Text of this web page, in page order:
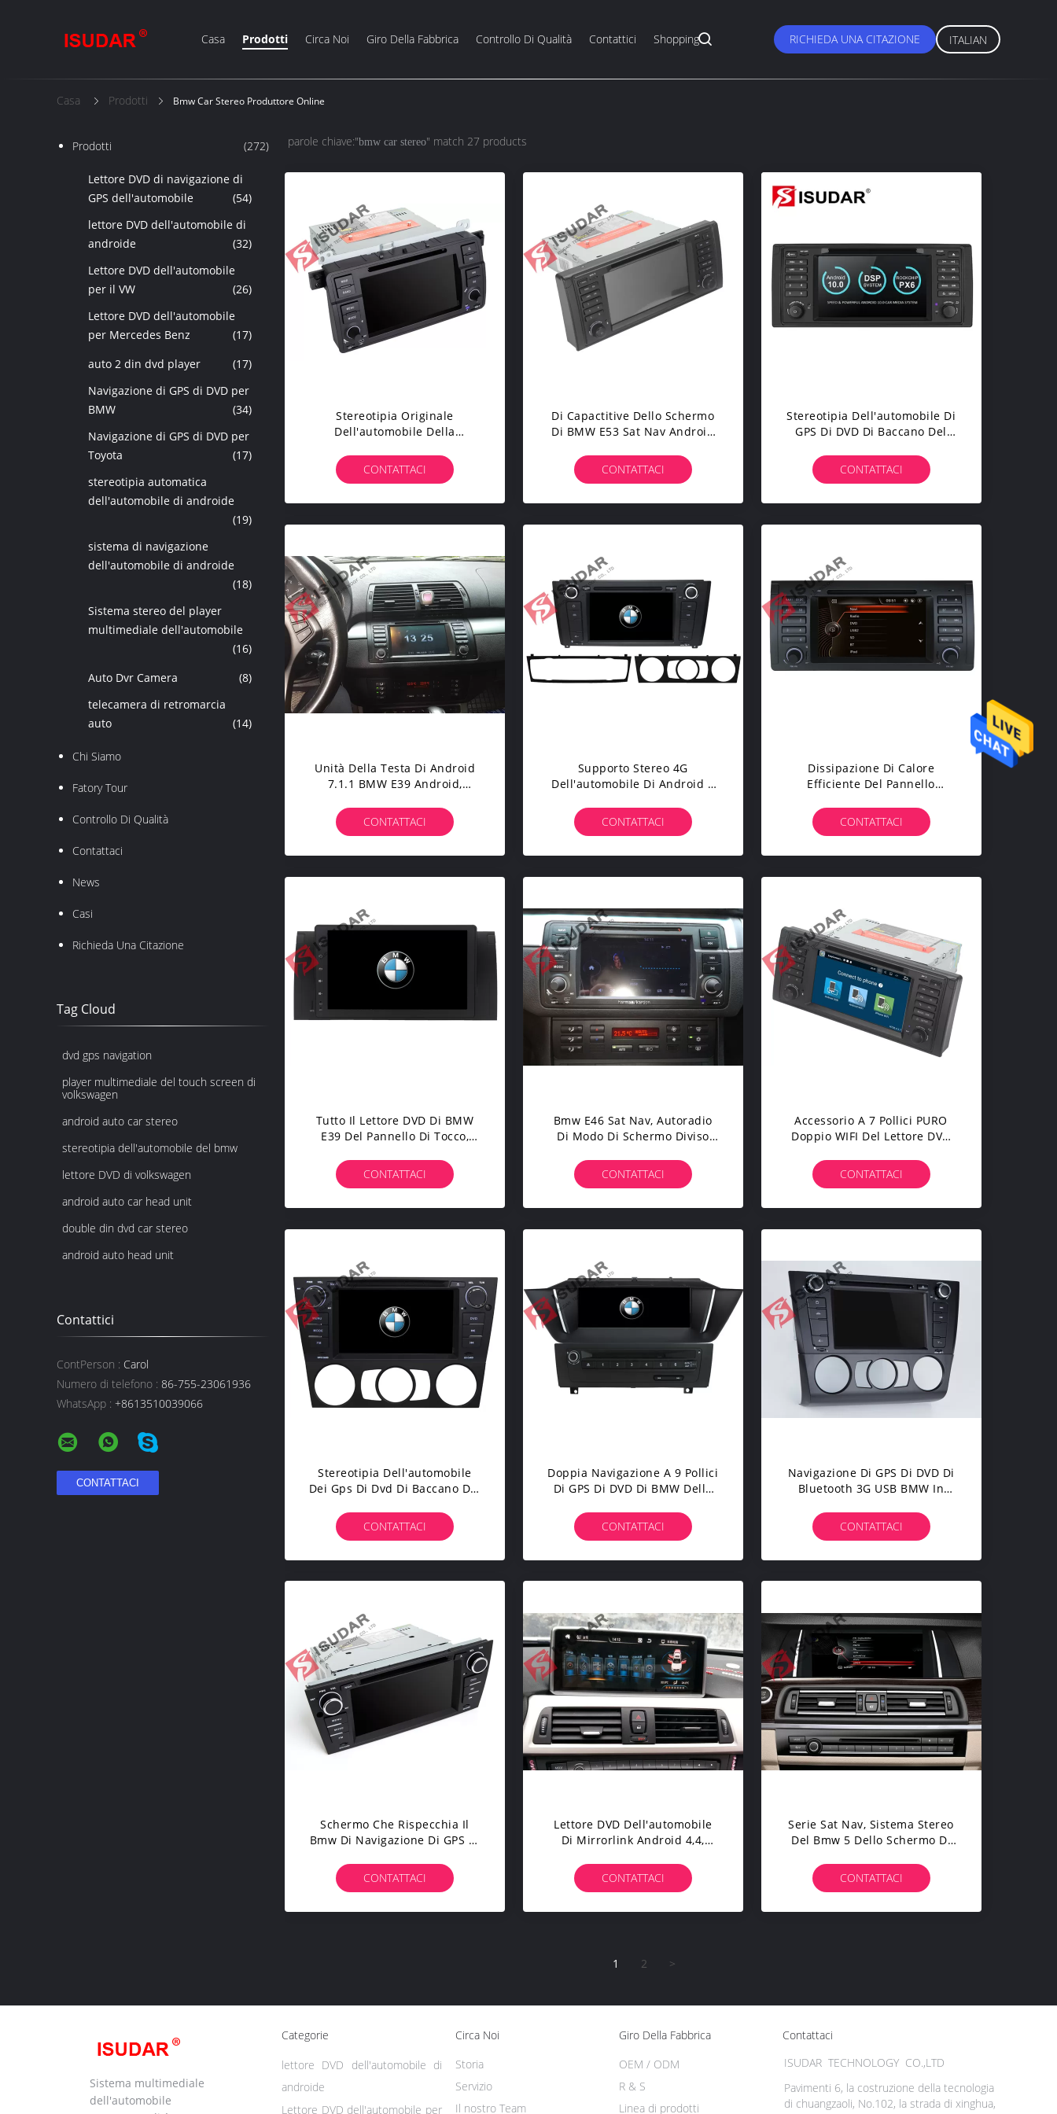
Casa Prodotti Circa Noi Giro Della Fabbrica Controllo Di Qualità Contattici Shopping RICHIEDA UNA CITAZIONE ITALIAN
Casa Prodotti Bmw Car Stereo Produttore Online
Prodotti (272)
Lettore DVD di navigazione di
GPS dell'automobile
(54)
lettore DVD dell'automobile di
androide
(32)
Lettore DVD dell'automobile
per il VW
(26)
Lettore DVD dell'automobile
per Mercedes Benz
(17)
auto 2 din dvd player
(17)
Navigazione di GPS di DVD per
BMW
(34)
Navigazione di GPS di DVD per
Toyota
(17)
stereotipia automatica
dell'automobile di androide
(19)
sistema di navigazione
dell'automobile di androide
(18)
Sistema stereo del player
multimediale dell'automobile
(16)
Auto Dvr Camera
(8)
telecamera di retromarcia
auto
(14)
Chi Siamo
Fatory Tour
Controllo Di Qualità
Contattaci
News
Casi
Richieda Una Citazione
Tag Cloud
dvd gps navigation
player multimediale del touch screen di
volkswagen
android auto car stereo
stereotipia dell'automobile del bmw
lettore DVD di volkswagen
android auto car head unit
double din dvd car stereo
android auto head unit
Contattici
ContPerson : Carol
Numero di telefono : 86-755-23061936
WhatsApp : +8613510039066
parole chiave:"bmw car stereo" match 27 products
Stereotipia Originale
Dell'automobile Della
BMW E46 Sat Nav
Dell'interfaccia Utente
CONTATTACI
Di Capactitive Dello Schermo
Di BMW E53 Sat Nav Android
Pollici Dell'automobile Fuori
Con Navigazione
CONTATTACI
Stereotipia Dell'automobile Di
GPS Di DVD Di Baccano Del
CONTATTACI
Unità Della Testa Di Android
7.1.1 BMW E39 Android,
Dell'automobile Di BMW
CONTATTACI
Supporto Stereo 4G
Dell'automobile Di Android 6
DVD Di Serie E81/E82/E87
BMW
CONTATTACI
Dissipazione Di Calore
Efficiente Del Pannello
Automobilistico Classico Di
BMW E39 Sat Nav
CONTATTACI
Tutto Il Lettore DVD Di BMW
E39 Del Pannello Di Tocco,
Android 7,1 Con Sat Nav E
Bluetooth
CONTATTACI
Bmw E46 Sat Nav, Autoradio
Di Modo Di Schermo Diviso
Schermo Che Rispecchia
Funzione
CONTATTACI
Accessorio A 7 Pollici PURO
Doppio WIFI Del Lettore DVD
BMW E90 Sat Nav Android
CONTATTACI
Stereotipia Dell'automobile
Dei Gps Di Dvd Di Baccano Del
Sostegno, BMW E92 Sat Nav
Per Lo Stato Manuale Dell'aria
CONTATTACI
Doppia Navigazione A 9 Pollici
Di GPS Di DVD Di BMW Della
BMW/X1/E84 2009 - Canbus
2014
CONTATTACI
Navigazione Di GPS Di DVD Di
Bluetooth 3G USB BMW In
CD Del Un Poco
CONTATTACI
Schermo Che Rispecchia Il
Bmw Di Navigazione Di GPS Di
Radiofonico Incorporato
Dell'unità Della Testa Di 3
CONTATTACI
Lettore DVD Dell'automobile
Di Mirrorlink Android 4,4,
Sistema IDrive Di Sat Nav
CONTATTACI
Serie Sat Nav, Sistema Stereo
Del Bmw 5 Dello Schermo Di
Dell'automobile A 10,1 Pollici
CONTATTACI
1 2 >
Sistema multimediale
dell'automobile
Categorie
lettore DVD dell'automobile di
androide
Lettore DVD dell'automobile per
Circa Noi
Storia
Servizio
Il nostro Team
Giro Della Fabbrica
Linea di prodotti
OEM / ODM
R & S
Contattaci
ISUDAR TECHNOLOGY CO.,LTD
Pavimenti 6, la costruzione della tecnologia
di chuangzaoli, No.102, la strada di xinghua,